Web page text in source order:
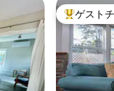
大好評の
ゲスト